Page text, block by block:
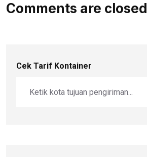
Comments are closed
Cek Tarif Kontainer